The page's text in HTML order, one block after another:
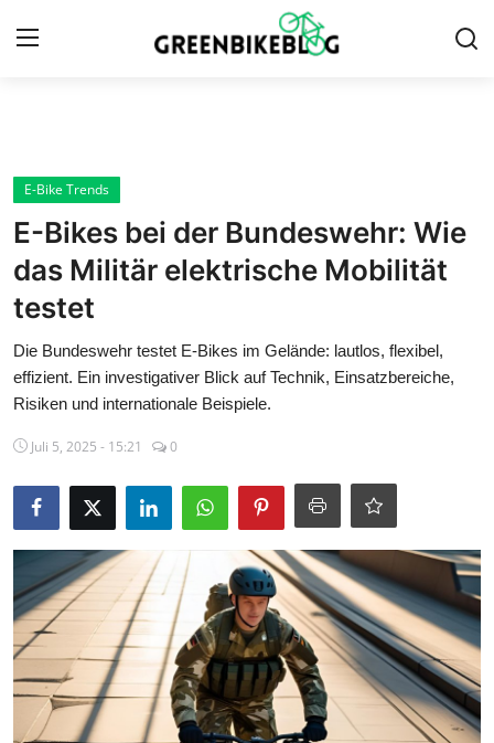
Startseite
Kontaktieren Sie uns
Alles zu E-Bikes
Bike Zubehör
Bike Technik
Bike-Touren
Kaufberatung
E-Bike Trends
E-Bikes bei der Bundeswehr: Wie
das Militär elektrische Mobilität
testet
Die Bundeswehr testet E-Bikes im Gelände: lautlos, flexibel,
effizient. Ein investigativer Blick auf Technik, Einsatzbereiche,
Risiken und internationale Beispiele.
Juli 5, 2025 - 15:21 0